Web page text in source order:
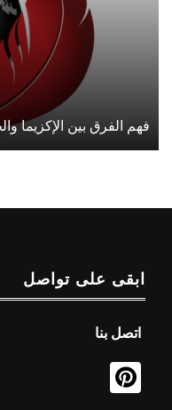
فهم الفرق بين الإكزيما
ابقى على تواصل
اتصل بنا